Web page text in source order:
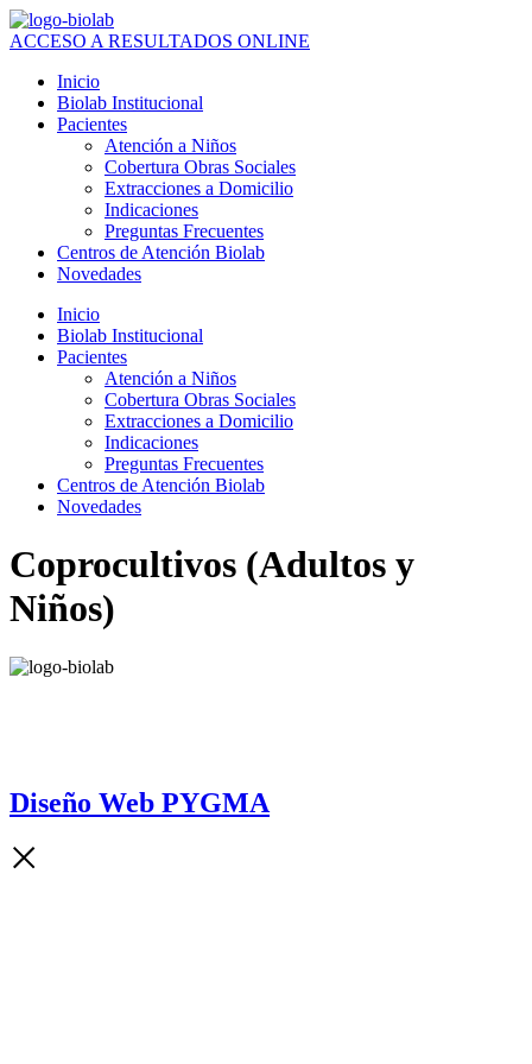
Ir
al
ACCESO A RESULTADOS ONLINE
Inicio
Biolab Institucional
Pacientes
Atención a Niños
Cobertura Obras Sociales
Extracciones a Domicilio
Indicaciones
Preguntas Frecuentes
Centros de Atención Biolab
Novedades
Inicio
Biolab Institucional
Pacientes
Atención a Niños
Cobertura Obras Sociales
Extracciones a Domicilio
Indicaciones
Preguntas Frecuentes
Centros de Atención Biolab
Novedades
Coprocultivos (Adultos y
Niños)
Diseño Web PYGMA